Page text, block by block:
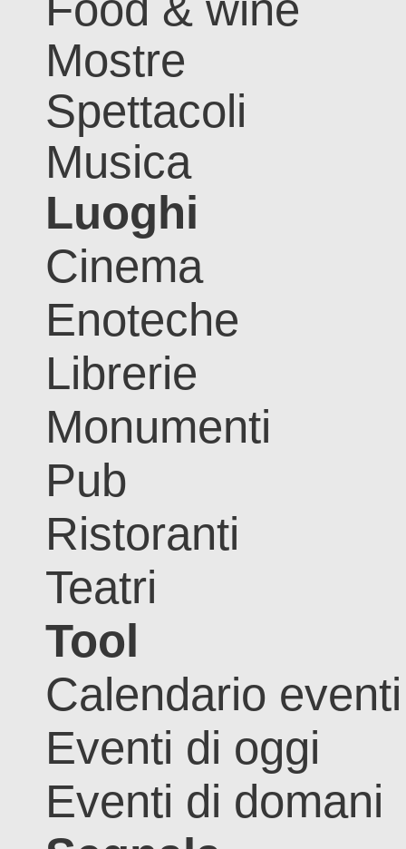
Mostre
Spettacoli
Musica
Luoghi
Cinema
Enoteche
Librerie
Monumenti
Pub
Ristoranti
Teatri
Tool
Calendario eventi
Eventi di oggi
Eventi di domani